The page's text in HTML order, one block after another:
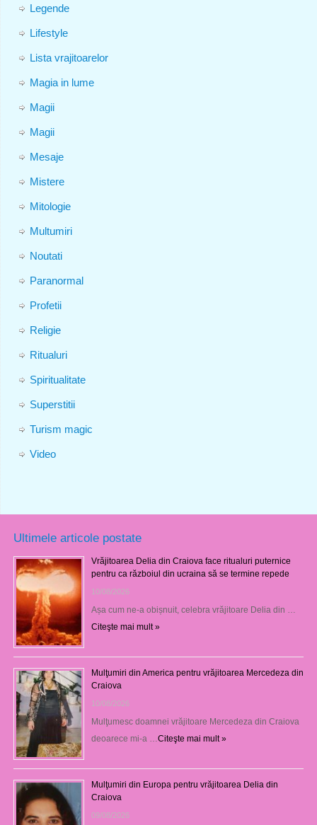
Legende
Lifestyle
Lista vrajitoarelor
Magia in lume
Magii
Magii
Mesaje
Mistere
Mitologie
Multumiri
Noutati
Paranormal
Profetii
Religie
Ritualuri
Spiritualitate
Superstitii
Turism magic
Video
Ultimele articole postate
Vrăjitoarea Delia din Craiova face ritualuri puternice
pentru ca războiul din ucraina să se termine repede
10/08/2026
Așa cum ne-a obișnuit, celebra vrăjitoare Delia din …
Citeşte mai mult »
Mulţumiri din America pentru vrăjitoarea Mercedeza din
Craiova
10/08/2026
Mulţumesc doamnei vrăjitoare Mercedeza din Craiova
deoarece mi-a … Citeşte mai mult »
Mulţumiri din Europa pentru vrăjitoarea Delia din
Craiova
09/08/2026